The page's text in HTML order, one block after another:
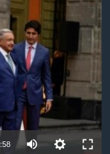
available